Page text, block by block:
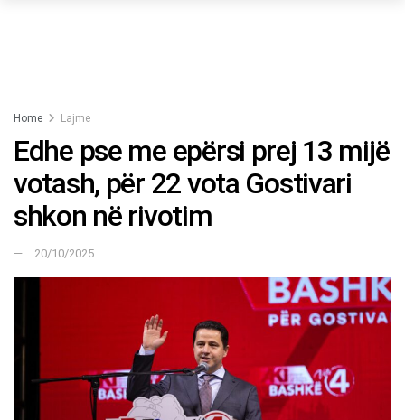
Home Lajme
Edhe pse me epërsi prej 13 mijë
votash, për 22 vota Gostivari
shkon në rivotim
20/10/2025